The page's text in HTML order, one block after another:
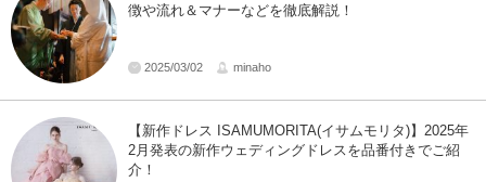
徴や流れ＆マナーなどを徹底解説！
2025/03/02 minaho
【新作ドレス ISAMUMORITA(イサムモリタ)】2025年
2月発表の新作ウェディングドレスを品番付きでご紹
介！